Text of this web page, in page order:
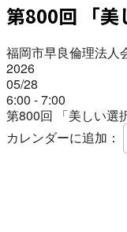
第800回 「
福岡市早良倫理法人
2026
05/28
6:00 - 7:00
第800回 「美しい
カレンダーに追加：